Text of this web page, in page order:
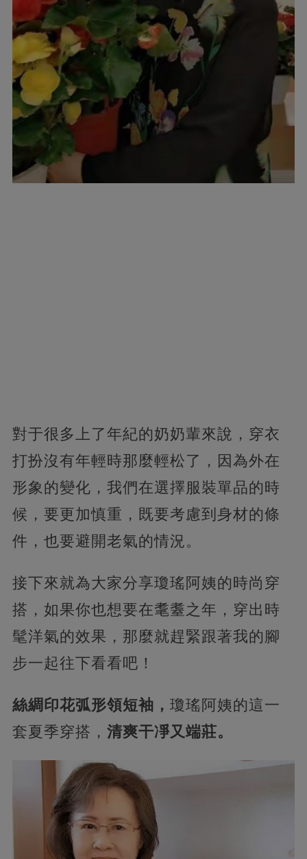
對于很多上了年紀的奶奶輩來說，穿衣
打扮沒有年輕時那麼輕松了，因為外在
形象的變化，我們在選擇服裝單品的時
候，要更加慎重，既要考慮到身材的條
件，也要避開老氣的情況。
接下來就為大家分享瓊瑤阿姨的時尚穿
搭，如果你也想要在耄耋之年，穿出時
髦洋氣的效果，那麼就趕緊跟著我的腳
步一起往下看看吧！
絲綢印花弧形領短袖， 瓊瑤阿姨的這一
套夏季穿搭， 清爽干凈又端莊。